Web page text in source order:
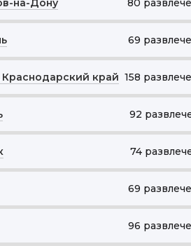
на-Дону 80
69
Краснодарский край 158
92
74
69
96